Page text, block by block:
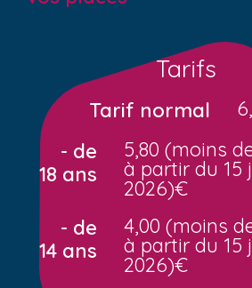
Tarifs
Tarif normal
- de
18 ans
5,80 (moins
à partir du 15
2026)€
- de
14 ans
4,00 (moins
à partir du 15
2026)€